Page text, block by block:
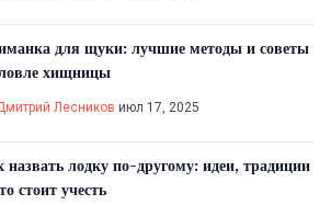
для щуки: лучшие методы и советы
хищницы
Лесников июл 17, 2025
назвать лодку по-другому: идеи, традиции
стоит учесть